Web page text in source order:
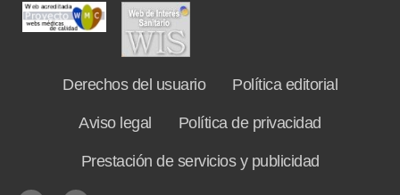
Derechos del usuario Política editorial
Aviso legal Política de privacidad
Prestación de servicios y publicidad